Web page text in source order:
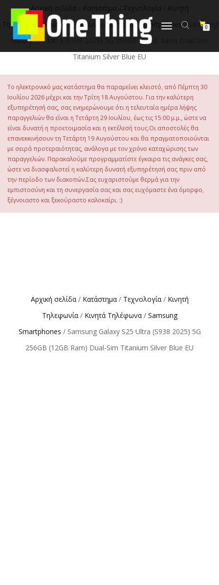
Εναλλαγή
0
Αρχική σελίδα Κατάστημα Τεχνολογία
Κινητή
Τηλεφωνία
/Κινητά Τηλέφωνα Samsung Smartphones/ Samsung
Galaxy S25 Ultra (S938 2025) 5G 256GB (12GB Ram) Dual-Sim
Titanium Silver Blue EU
Το ηλεκτρονικό μας κατάστημα θα παραμείνει κλειστό, από Πέμπτη 30
Ιουλίου 2026 μέχρι και την Τρίτη 18 Αυγούστου. Για την καλύτερη
εξυπηρέτησή σας, σας ενημερώνουμε ότι η τελευταία ημέρα λήψης
παραγγελιών θα είναι η Τετάρτη 29 Ιουλίου, έως τις 15:00 μ.μ., ώστε να
είναι δυνατή η προετοιμασία και η εκτέλεσή τους.Οι αποστολές θα
επανεκκινήσουν τη Τετάρτη 19 Αυγούστου και θα πραγματοποιούνται
με σειρά προτεραιότητας, ανάλογα με τον χρόνο καταχώρισης των
παραγγελιών. Παρακαλούμε προγραμματίστε έγκαιρα τις ανάγκες σας,
ώστε να διασφαλιστεί η καλύτερη δυνατή εξυπηρέτησή σας πριν από
την περίοδο των διακοπών.Σας ευχαριστούμε θερμά για την
εμπιστοσύνη και τη συνεργασία σας και σας ευχόμαστε ένα όμορφο,
ξέγνοιαστο και ξεκούραστο καλοκαίρι. :)
Αρχική σελίδα/ Κατάστημα/ Τεχνολογία/ Κινητή
Τηλεφωνία/ Κινητά Τηλέφωνα/ Samsung
Smartphones / Samsung Galaxy S25 Ultra (S938 2025) 5G
256GB (12GB Ram) Dual-Sim Titanium Silver Blue EU